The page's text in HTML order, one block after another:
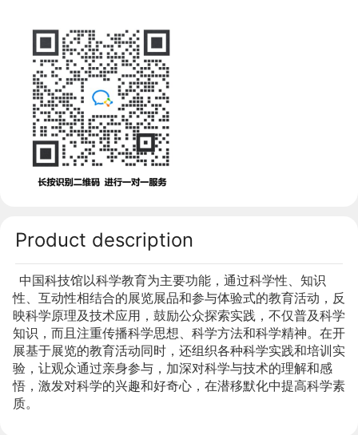
Product description
性、互动性相结合的展览展品和参与体验式的教育活动，反
映科学原理及技术应用，鼓励公众探索实践，不仅普及科学
知识，而且注重传播科学思想、科学方法和科学精神。在开
展基于展览的教育活动同时，还组织各种科学实践和培训实
验，让观众通过亲身参与，加深对科学与技术的理解和感
悟，激发对科学的兴趣和好奇心，在潜移默化中提高科学素
质。